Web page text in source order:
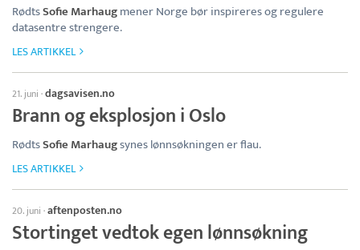
RødtsSofie Marhaugmener Norge bør inspireres og regulere
datasentre strengere.
LES ARTIKKEL
21. juni ·dagsavisen.no
Brann og eksplosjon i Oslo
RødtsSofie Marhaugsynes lønnsøkningen er flau.
LES ARTIKKEL
20. juni ·aftenposten.no
Stortinget vedtok egen lønnsøkning